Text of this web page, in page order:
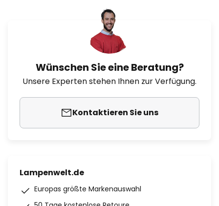
Wünschen Sie eine Beratung?
Unsere Experten stehen Ihnen zur Verfügung.
Kontaktieren Sie uns
Lampenwelt.de
Europas größte Markenauswahl